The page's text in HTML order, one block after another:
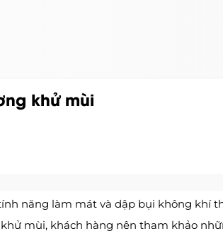
khử mùi
năng làm mát và dập bụi không khí
mùi, khách hàng nên tham khảo